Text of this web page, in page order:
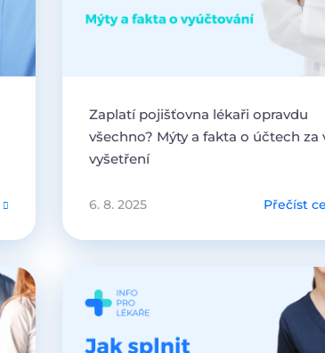
Zaplatí pojišťovna lékaři opravdu
všechno? Mýty a fakta o účtech za
vyšetření
6. 8. 2025 Přečíst